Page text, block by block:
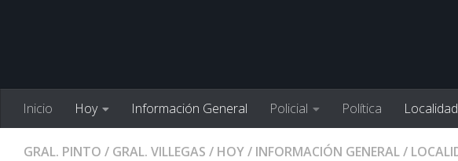
Inicio Hoy Información General Policial Política
GRAL. PINTO / GRAL. VILLEGAS / HOY/ INFORMACIÓN GENERAL/